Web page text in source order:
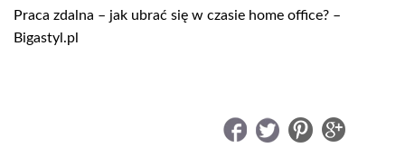
Praca zdalna – jak ubrać się w czasie home office? –
Bigastyl.pl